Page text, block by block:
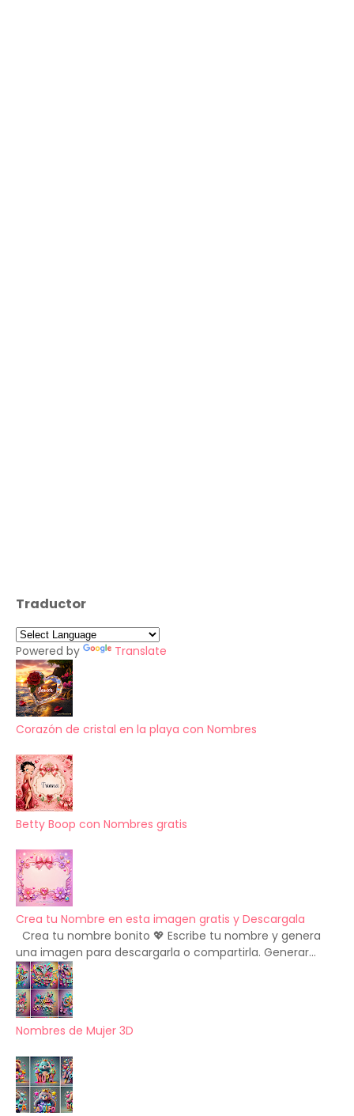
Traductor
Powered by Translate
Corazón de cristal en la playa con Nombres
Betty Boop con Nombres gratis
Crea tu Nombre en esta imagen gratis y Descargala
Crea tu nombre bonito 💖 Escribe tu nombre y genera
una imagen para descargarla o compartirla. Generar...
Nombres de Mujer 3D